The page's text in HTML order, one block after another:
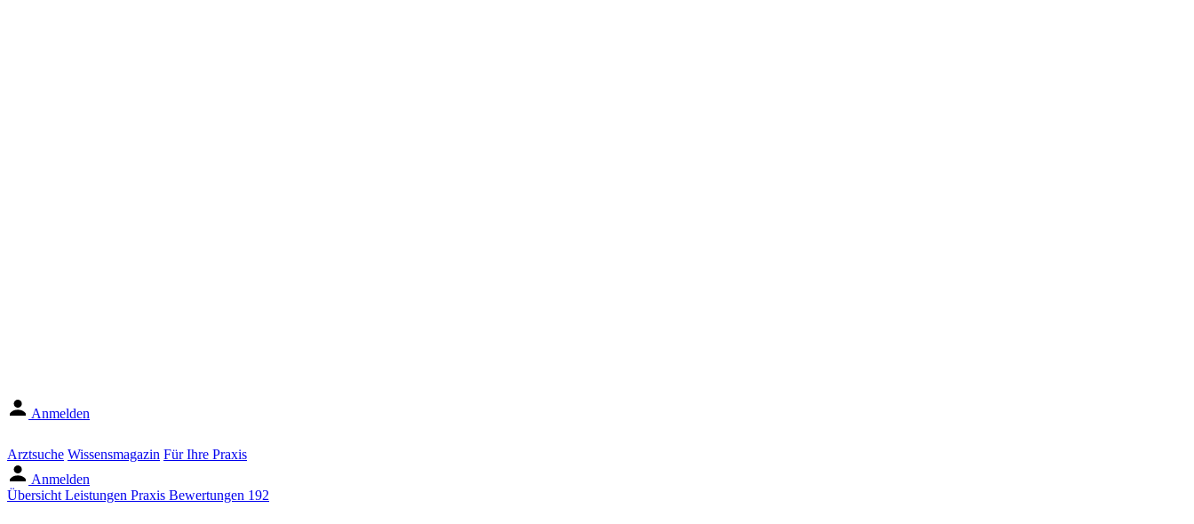
Anmelden
Arztsuche Wissensmagazin Für Ihre Praxis
Anmelden
Übersicht Leistungen Praxis Bewertungen 192